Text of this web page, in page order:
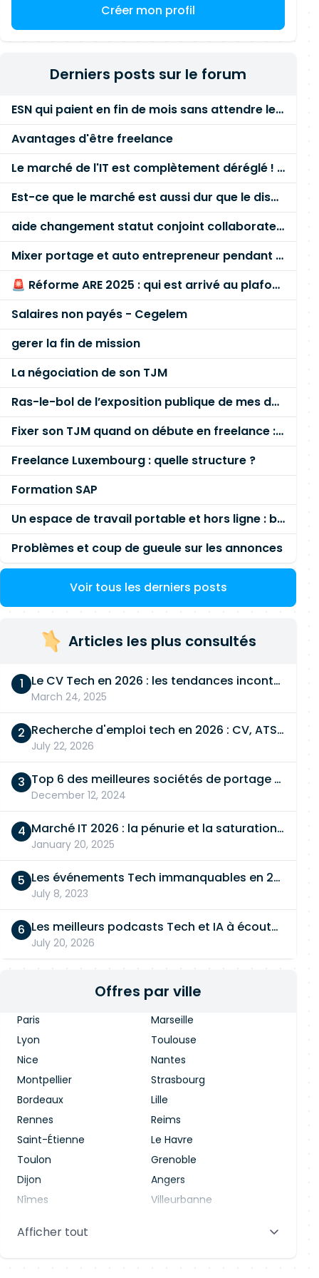
Créer mon profil
Derniers posts sur le forum
ESN qui paient en fin de mois sans attendre le paiement client ?
Avantages d'être freelance
Le marché de l'IT est complètement déréglé ! STOP à cette mascarade ! Il faut s'unir et résister !
Est-ce que le marché est aussi dur que le disent les commerciaux ?
aide changement statut conjoint collaborateur
Mixer portage et auto entrepreneur pendant des années - quel risque ?
🚨 Réforme ARE 2025 : qui est arrivé au plafond des 60 % en gardant son entreprise ?
Salaires non payés - Cegelem
gerer la fin de mission
La négociation de son TJM
Ras-le-bol de l’exposition publique de mes données personnelles liées à mon entreprise
Fixer son TJM quand on débute en freelance : la méthode mathématique (et pas au feeling) 🛑
Freelance Luxembourg : quelle structure ?
Formation SAP
Un espace de travail portable et hors ligne : besoin réel ou fausse bonne idée ?
Problèmes et coup de gueule sur les annonces
Voir tous les derniers posts
Articles les plus consultés
Le CV Tech en 2026 : les tendances incontournables
March 24, 2025
Recherche d'emploi tech en 2026 : CV, ATS, entretien… On vous dit tout
July 22, 2026
Top 6 des meilleures sociétés de portage salarial
December 12, 2024
Marché IT 2026 : la pénurie et la saturation, en même temps
January 20, 2025
Les événements Tech immanquables en 2026
July 8, 2023
Les meilleurs podcasts Tech et IA à écouter en 2026
July 20, 2026
Offres par ville
Paris
Marseille
Lyon
Toulouse
Nice
Nantes
Montpellier
Strasbourg
Bordeaux
Lille
Rennes
Reims
Saint-Étienne
Le Havre
Toulon
Grenoble
Dijon
Angers
Nîmes
Villeurbanne
Aix-en-Provence
Afficher tout